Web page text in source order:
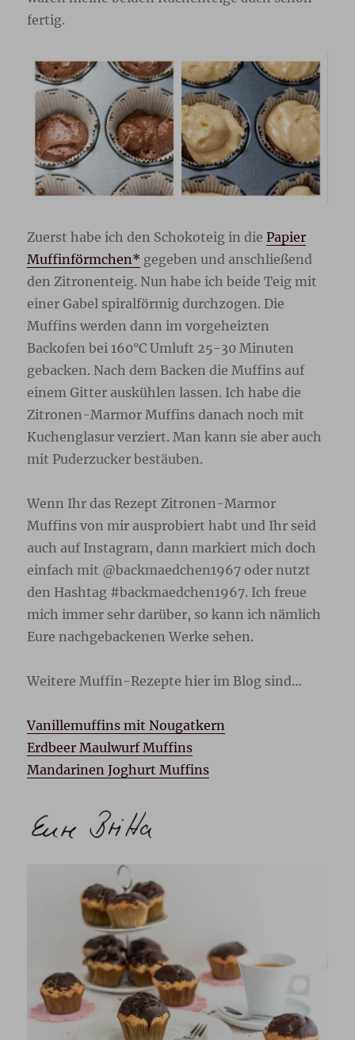
fertig.
Zuerst habe ich den Schokoteig in diePapier
Muffinförmchen* gegeben und anschließend
den Zitronenteig. Nun habe ich beide Teig mit
einer Gabel spiralförmig durchzogen. Die
Muffins werden dann im vorgeheizten
Backofen bei 160°C Umluft 25-30 Minuten
gebacken. Nach dem Backen die Muffins auf
einem Gitter auskühlen lassen. Ich habe die
Zitronen-Marmor Muffins danach noch mit
Kuchenglasur verziert. Man kann sie aber auch
mit Puderzucker bestäuben.
Wenn Ihr das Rezept Zitronen-Marmor
Muffins von mir ausprobiert habt und Ihr seid
auch auf Instagram, dann markiert mich doch
einfach mit @backmaedchen1967 oder nutzt
den Hashtag #backmaedchen1967. Ich freue
mich immer sehr darüber, so kann ich nämlich
Eure nachgebackenen Werke sehen.
Weitere Muffin-Rezepte hier im Blog sind…
Vanillemuffins mit Nougatkern
Erdbeer Maulwurf Muffins
Mandarinen Joghurt Muffins